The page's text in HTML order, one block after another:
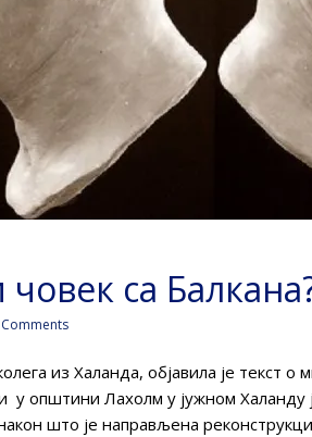
са
из Халанда, објавила је текст о
у општини Лахолм у јужном Халанду
што је направљена